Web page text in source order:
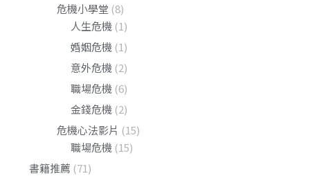
危機小學堂 (8)
人生危機 (1)
婚姻危機 (1)
意外危機 (2)
職場危機 (6)
金錢危機 (2)
危機心法影片 (15)
職場危機 (15)
書籍推薦 (71)